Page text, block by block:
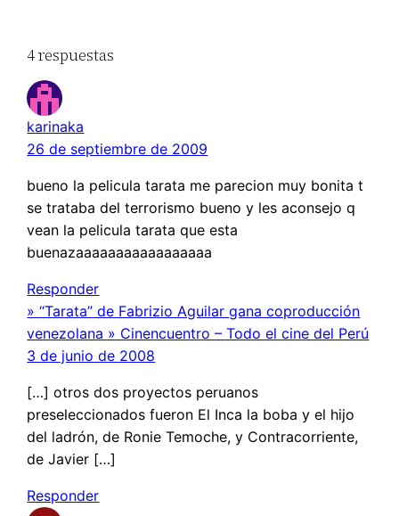
4 respuestas
karinaka
26 de septiembre de 2009
bueno la pelicula tarata me parecion muy bonita t
se trataba del terrorismo bueno y les aconsejo q
vean la pelicula tarata que esta
buenazaaaaaaaaaaaaaaaaa
Responder
» “Tarata” de Fabrizio Aguilar gana coproducción
venezolana » Cinencuentro – Todo el cine del Perú
3 de junio de 2008
[…] otros dos proyectos peruanos
preseleccionados fueron El Inca la boba y el hijo
del ladrón, de Ronie Temoche, y Contracorriente,
de Javier […]
Responder